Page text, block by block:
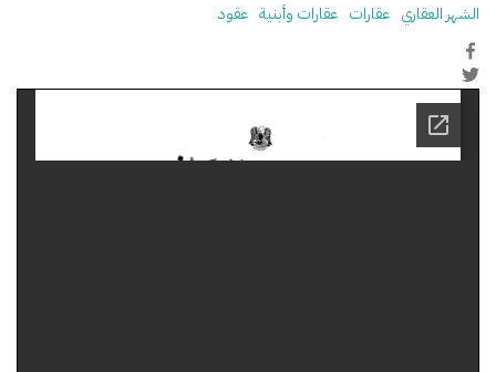
الشهر العقاري عقارات عقارات وأبنية عقود